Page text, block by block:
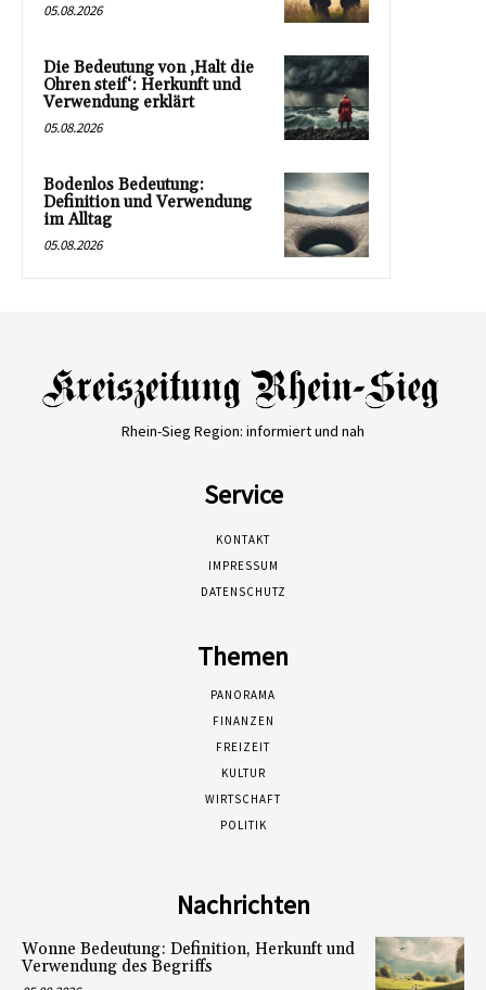
05.08.2026
Die Bedeutung von ‚Halt die
Ohren steif‘: Herkunft und
Verwendung erklärt
05.08.2026
Bodenlos Bedeutung:
Definition und Verwendung
im Alltag
05.08.2026
Rhein-Sieg Region: informiert und nah
Service
KONTAKT
IMPRESSUM
DATENSCHUTZ
Themen
PANORAMA
FINANZEN
FREIZEIT
KULTUR
WIRTSCHAFT
POLITIK
Nachrichten
Wonne Bedeutung: Definition, Herkunft und
Verwendung des Begriffs